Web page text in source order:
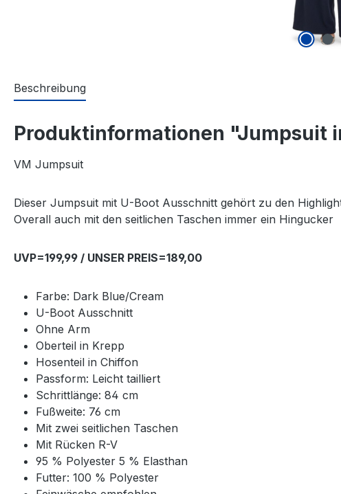
Beschreibung
Produktinformationen "Jumpsuit
VM Jumpsuit
Dieser Jumpsuit mit U-Boot Ausschnitt gehört zu den
Overall auch mit den seitlichen Taschen immer ein Hingucker
UVP=199,99 / UNSER PREIS=189,00
Farbe: Dark Blue/Cream
U-Boot Ausschnitt
Ohne Arm
Oberteil in Krepp
Hosenteil in Chiffon
Passform: Leicht tailliert
Schrittlänge: 84 cm
Fußweite: 76 cm
Mit zwei seitlichen Taschen
Mit Rücken R-V
95 % Polyester 5 % Elasthan
Futter: 100 % Polyester